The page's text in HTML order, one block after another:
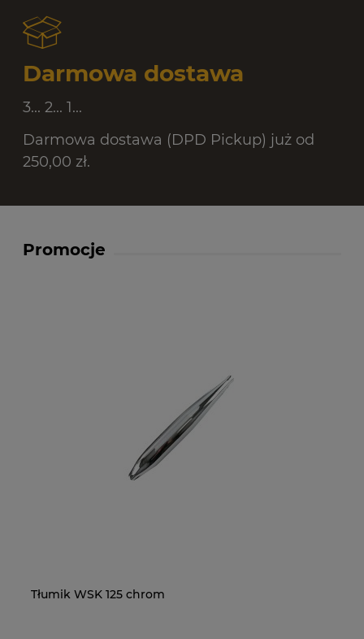
Darmowa dostawa
3... 2... 1...
Darmowa dostawa (DPD Pickup) już od
250,00 zł.
Promocje
Tłumik WSK 125 chrom